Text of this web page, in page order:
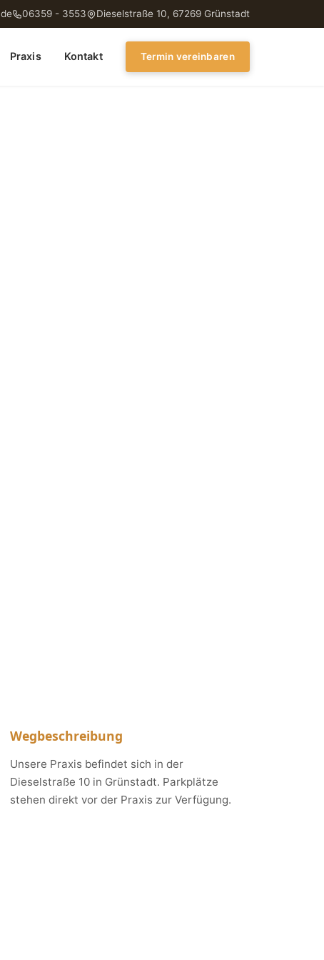
06359 - 3553 Dieselstraße 10, 67269 Grünstadt
Praxis Kontakt Termin vereinbaren
Wegbeschreibung
Unsere Praxis befindet sich in der
Dieselstraße 10 in Grünstadt. Parkplätze
stehen direkt vor der Praxis zur Verfügung.